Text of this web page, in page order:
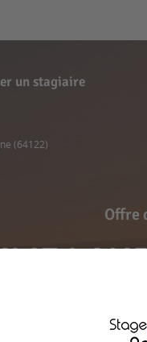
un stagiaire
(64122)
Offre